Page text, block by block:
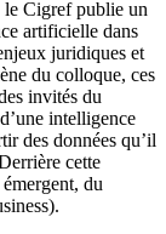
le Cigref publie un
artificielle dans
juridiques et
du colloque, ces
invités du
intelligence
des données qu’il
cette
du